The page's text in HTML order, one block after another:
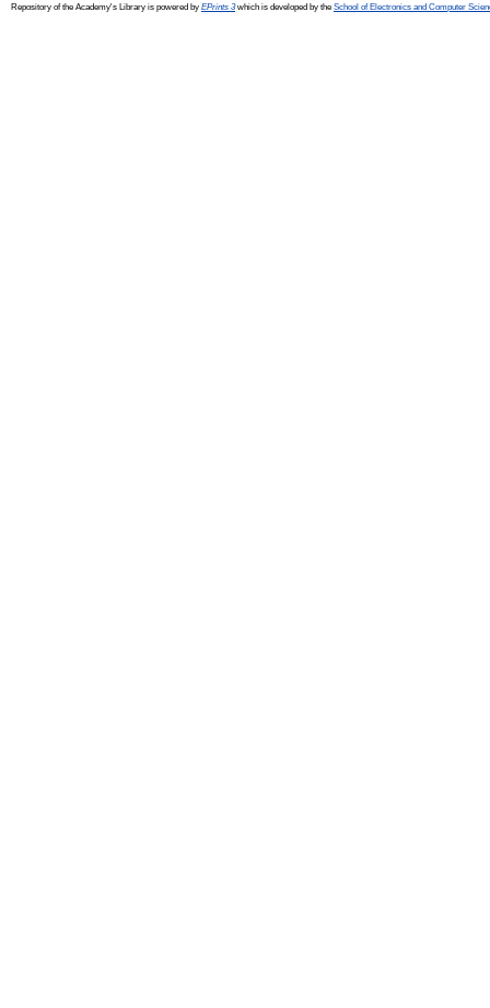
Repository of the Academy's Library is powered by EPrints 3which is developed by the School of Electronics and Computer